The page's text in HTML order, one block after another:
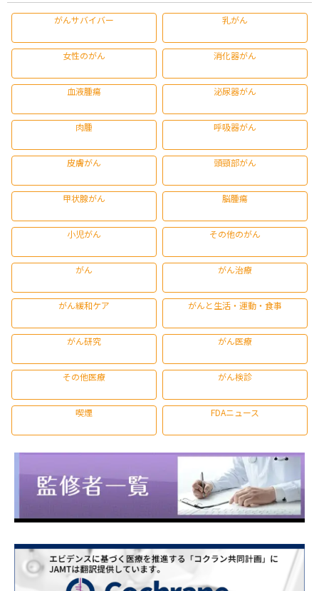
がんサバイバー 乳がん
女性のがん 消化器がん
血液腫瘍 泌尿器がん
肉腫 呼吸器がん
皮膚がん 頭頸部がん
甲状腺がん 脳腫瘍
小児がん その他のがん
がん がん治療
がん緩和ケア がんと生活・運動・食事
がん研究 がん医療
その他医療 がん検診
喫煙 FDAニュース